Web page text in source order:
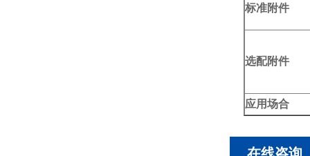
标准附件
选配附件
应用场合